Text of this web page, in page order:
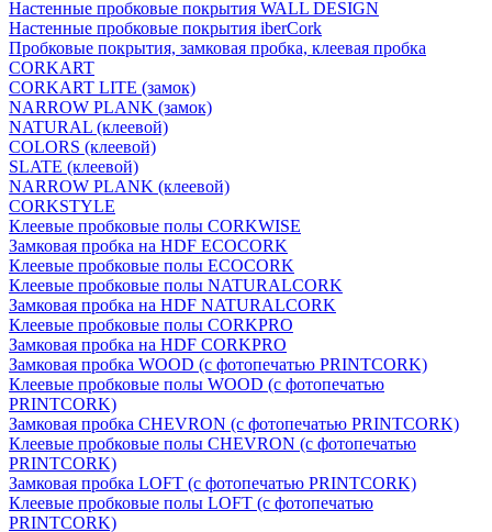
Настенные пробковые покрытия WALL DESIGN
Настенные пробковые покрытия iberCork
Пробковые покрытия, замковая пробка, клеевая пробка
CORKART
CORKART LITE (замок)
NARROW PLANK (замок)
NATURAL (клеевой)
COLORS (клеевой)
SLATE (клеевой)
NARROW PLANK (клеевой)
CORKSTYLE
Клеевые пробковые полы CORKWISE
Замковая пробка на HDF ECOCORK
Клеевые пробковые полы ECOCORK
Клеевые пробковые полы NATURALCORK
Замковая пробка на HDF NATURALCORK
Клеевые пробковые полы CORKPRO
Замковая пробка на HDF CORKPRO
Замковая пробка WOOD (с фотопечатью PRINTCORK)
Клеевые пробковые полы WOOD (с фотопечатью
PRINTCORK)
Замковая пробка CHEVRON (с фотопечатью PRINTCORK)
Клеевые пробковые полы CHEVRON (с фотопечатью
PRINTCORK)
Замковая пробка LOFT (с фотопечатью PRINTCORK)
Клеевые пробковые полы LOFT (с фотопечатью
PRINTCORK)